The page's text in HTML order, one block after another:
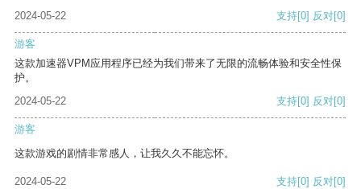
2024-05-22
支持[0] 反对[0]
游客
这款加速器VPM应用程序已经为我们带来了无限的流畅体验和安全性保
护。
2024-05-22
支持[0] 反对[0]
游客
这款游戏的剧情非常感人，让我久久不能忘怀。
2024-05-22 支持[0] 反对[0]